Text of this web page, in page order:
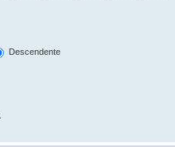
Descendente